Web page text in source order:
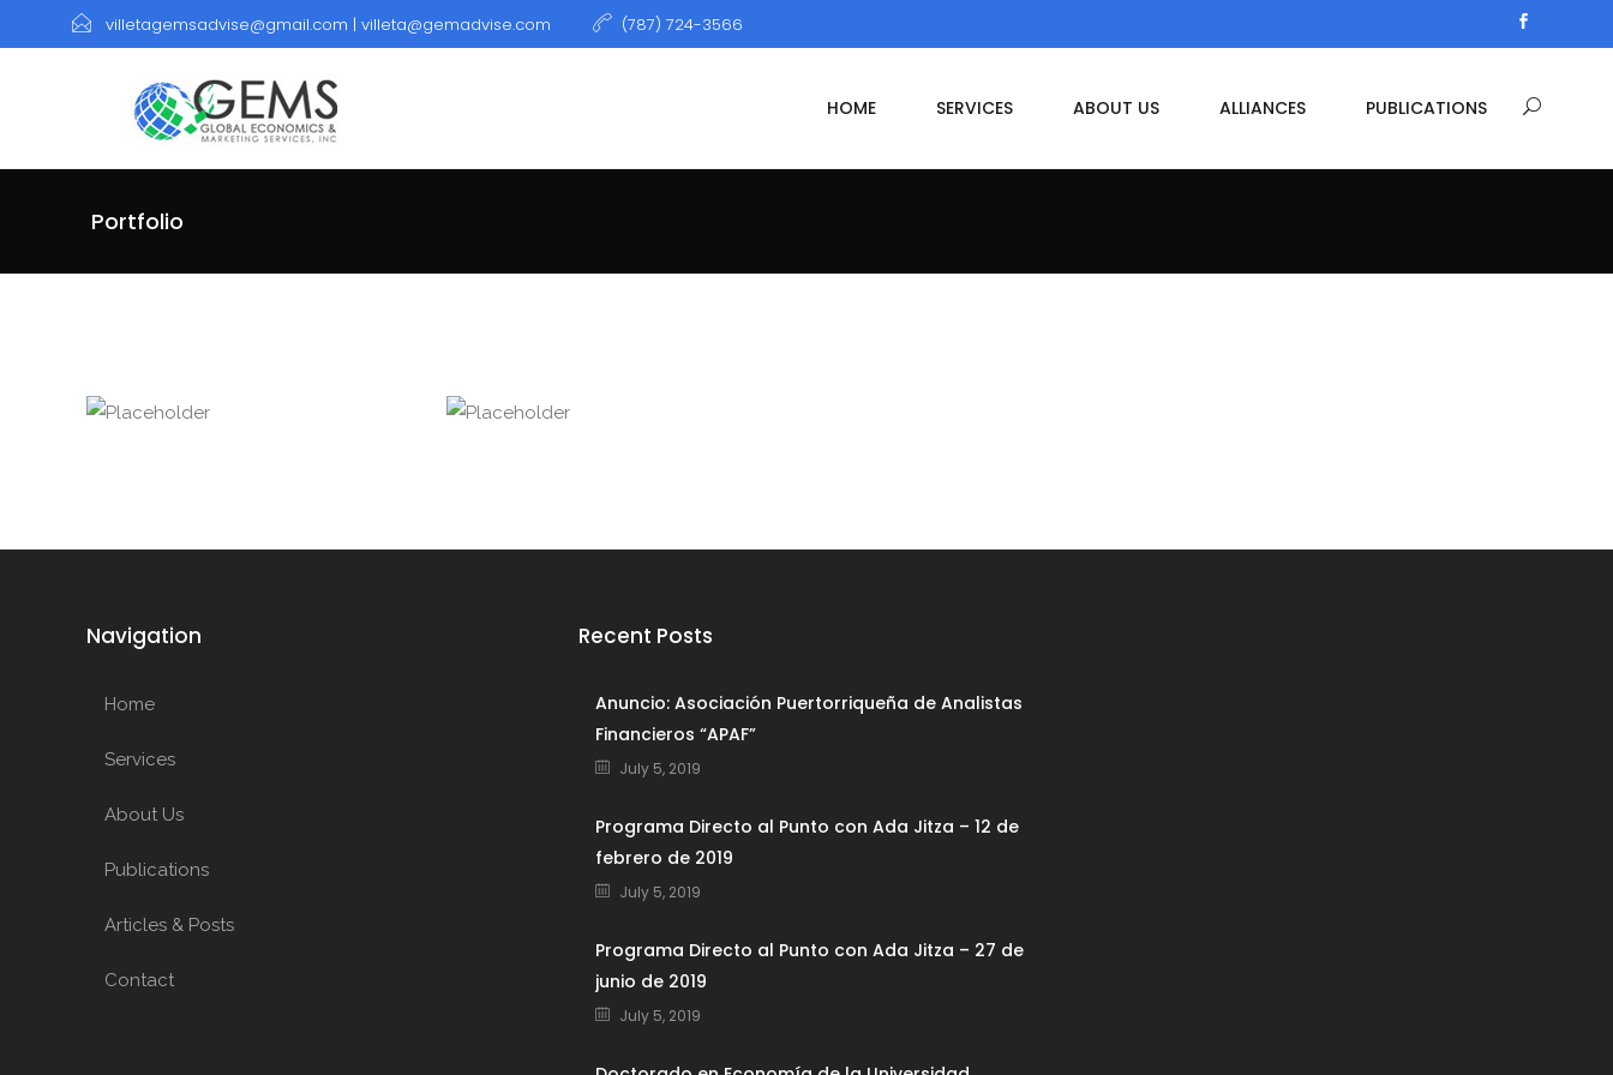
villetagemsadvise@gmail.com | villeta@gemadvise.com (787) 724-3566
HOME SERVICES ABOUT US ALLIANCES PUBLICATIONS
Portfolio
Navigation
Home
Services
About Us
Publications
Articles & Posts
Contact
Recent Posts
Anuncio: Asociación Puertorriqueña de Analistas
Financieros “APAF”
July 5, 2019
Programa Directo al Punto con Ada Jitza – 12 de
febrero de 2019
July 5, 2019
Programa Directo al Punto con Ada Jitza – 27 de
junio de 2019
July 5, 2019